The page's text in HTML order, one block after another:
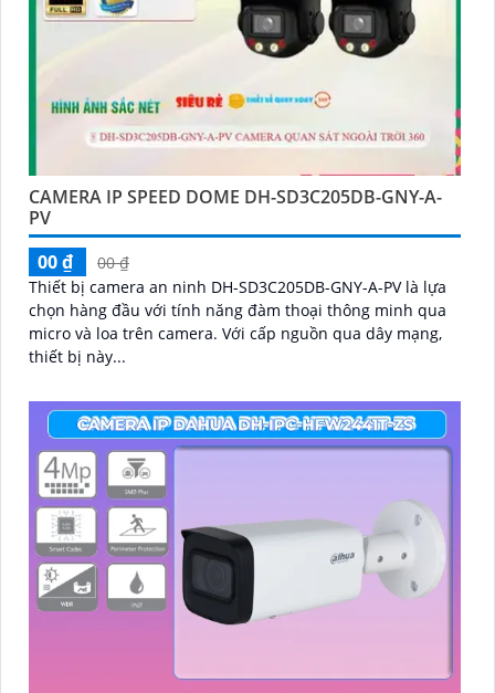
CAMERA IP SPEED DOME DH-SD3C205DB-GNY-A-
PV
00 ₫
00 ₫
Thiết bị camera an ninh DH-SD3C205DB-GNY-A-PV là lựa
chọn hàng đầu với tính năng đàm thoại thông minh qua
micro và loa trên camera. Với cấp nguồn qua dây mạng,
thiết bị này...